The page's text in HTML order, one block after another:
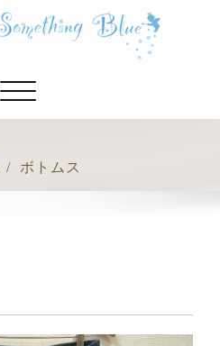
ナ
シ
ョ
ボトムス